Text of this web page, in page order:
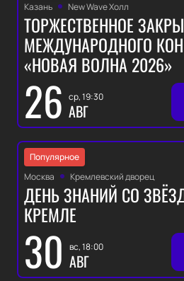
Казань
New Wave Холл
ТОРЖЕСТВЕННОЕ
МЕЖДУНАРОДНОГО
«НОВАЯ ВОЛНА 2026»
26 ср, 19:30
АВГ
Популярное
Москва
Кремлевский дворец
ДЕНЬ ЗНАНИЙ СО
КРЕМЛЕ
30 вс, 18:00
АВГ